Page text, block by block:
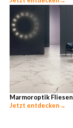
Marmoroptik Fliesen
Jetzt entdecken→